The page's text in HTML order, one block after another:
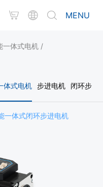
MENU
一体式电机 /
体式电机 步进电机 闭环步进
一体式闭环步进电机